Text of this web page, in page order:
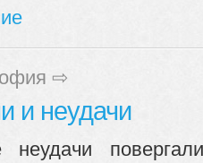
⇨
и неудачи
повергали